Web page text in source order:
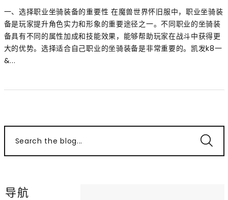
一、选择职业坐骑装备的重要性 在魔兽世界怀旧服中，职业坐骑装
备是玩家提升角色实力和形象的重要途径之一。不同职业的坐骑装
备具有不同的属性加成和技能效果，能够帮助玩家在战斗中获得更
大的优势。选择适合自己职业的坐骑装备是非常重要的。凯发k8一
&...
Search the blog...
导航